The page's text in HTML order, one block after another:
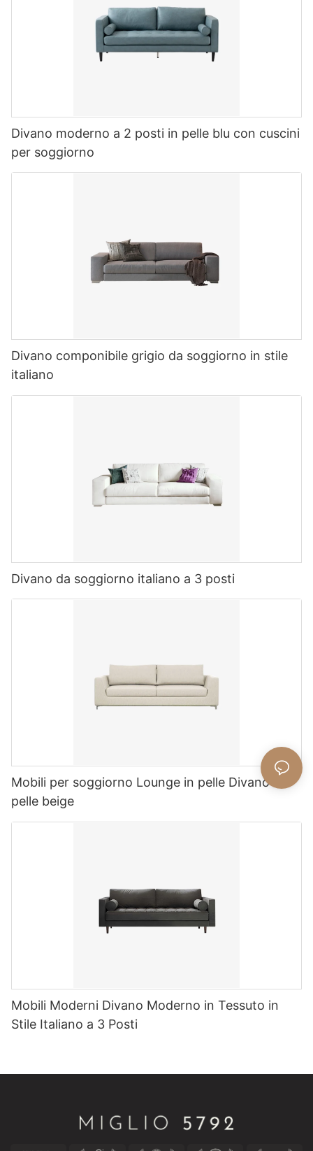
Divano moderno a 2 posti in pelle blu con cuscini
per soggiorno
Divano componibile grigio da soggiorno in stile
italiano
Divano da soggiorno italiano a 3 posti
Mobili per soggiorno Lounge in pelle Divano in
pelle beige
Mobili Moderni Divano Moderno in Tessuto in
Stile Italiano a 3 Posti